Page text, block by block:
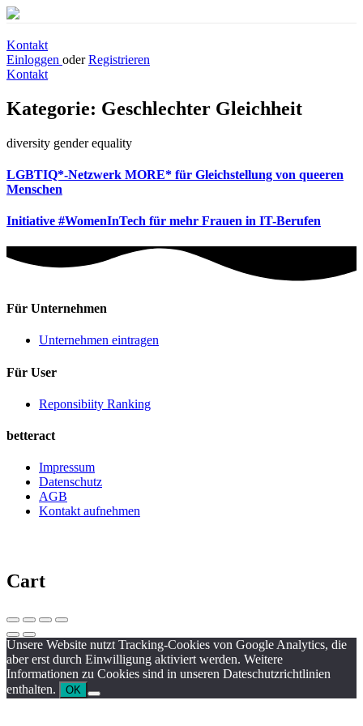
Kontakt
Einloggen oder Registrieren
Kontakt
Kategorie: Geschlechter Gleichheit
diversity gender equality
LGBTIQ*-Netzwerk MORE* für Gleichstellung von queeren
Menschen
Initiative #WomenInTech für mehr Frauen in IT-Berufen
Für Unternehmen
Unternehmen eintragen
Für User
Reponsibiity Ranking
betteract
Impressum
Datenschutz
AGB
Kontakt aufnehmen
Cart
Unsere Website nutzt Tracking-Cookies von Google Analytics, die
aber erst durch Einwilligung aktiviert werden. Weitere
Informationen zu Cookies sind in unseren Dateschutzrichtlinien
enthalten.
OK